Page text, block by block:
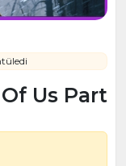
Us Part